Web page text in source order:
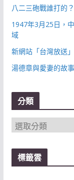
八二三砲戰誰打的？
1947年3月25日，
域
新網站「台灣放送
湯德章與愛妻的故事
分類
分
類
標籤雲